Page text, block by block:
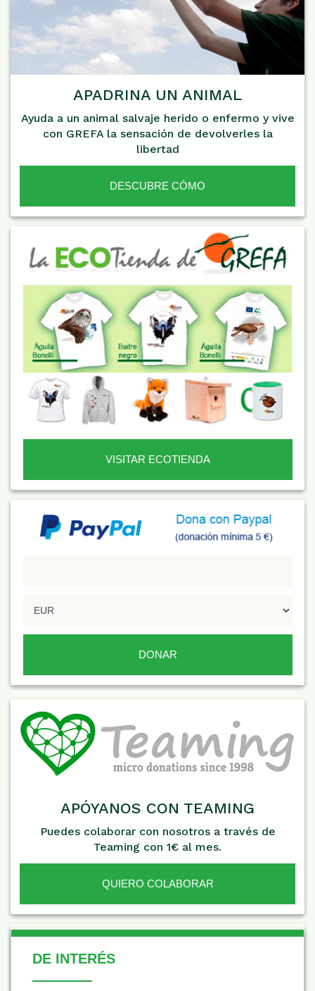
APADRINA UN ANIMAL
Ayuda a un animal salvaje herido o enfermo y vive
con GREFA la sensación de devolverles la
libertad
DESCUBRE CÓMO
VISITAR ECOTIENDA
APÓYANOS CON TEAMING
Puedes colaborar con nosotros a través de
Teaming con 1€ al mes.
QUIERO COLABORAR
De Interés
DE INTERÉS